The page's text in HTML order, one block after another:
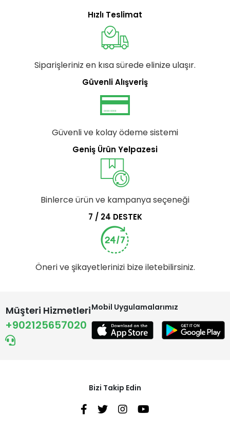
Hızlı Teslimat
Siparişleriniz en kısa sürede elinize ulaşır.
Güvenli Alışveriş
Güvenli ve kolay ödeme sistemi
Geniş Ürün Yelpazesi
Binlerce ürün ve kampanya seçeneği
7 / 24 DESTEK
Öneri ve şikayetlerinizi bize iletebilirsiniz.
Müşteri Hizmetleri
+902125657020
Mobil Uygulamalarımız
Bizi Takip Edin